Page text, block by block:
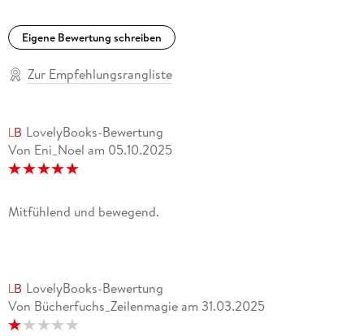
Eigene Bewertung schreiben
Zur Empfehlungsrangliste
LovelyBooks-Bewertung
Von Eni_Noel am 05.10.2025
Mitfühlend und bewegend.
LovelyBooks-Bewertung
Von Bücherfuchs_Zeilenmagie am 31.03.2025